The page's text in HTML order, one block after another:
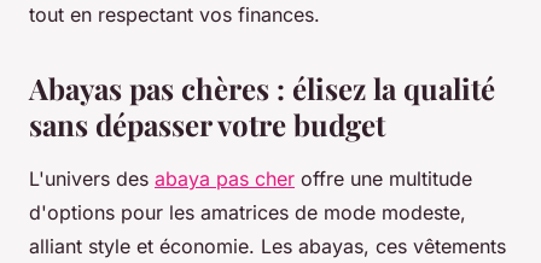
tout en respectant vos finances.
Abayas pas chères : élisez la qualité
sans dépasser votre budget
L'univers des abaya pas cher offre une multitude
d'options pour les amatrices de mode modeste,
alliant style et économie. Les abayas, ces vêtements